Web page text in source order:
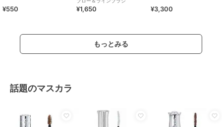
¥550 ¥1,650 ¥3,300
もっとみる
話題のマスカラ